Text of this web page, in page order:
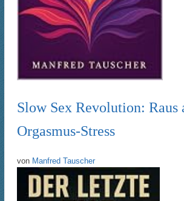
Slow Sex Revolution: Raus
Orgasmus-Stress
von Manfred Tauscher